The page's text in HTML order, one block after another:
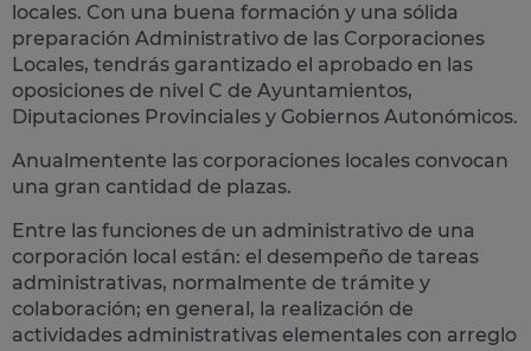
locales. Con una buena formación y una sólida
preparación Administrativo de las Corporaciones
Locales, tendrás garantizado el aprobado en las
oposiciones de nivel C de Ayuntamientos,
Diputaciones Provinciales y Gobiernos Autonómicos.
Anualmentente las corporaciones locales convocan
una gran cantidad de plazas.
Entre las funciones de un administrativo de una
corporación local están: el desempeño de tareas
administrativas, normalmente de trámite y
colaboración; en general, la realización de
actividades administrativas elementales con arreglo